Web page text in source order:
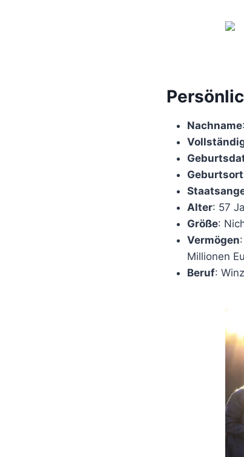
Nachname
Geburtsort
Alter: 57
Größe:
Vermögen
Millionen
Beruf: